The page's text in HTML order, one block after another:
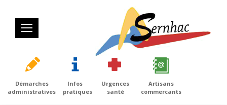
Démarches
administratives
Infos
pratiques
Urgences
santé
Artisans
commercants